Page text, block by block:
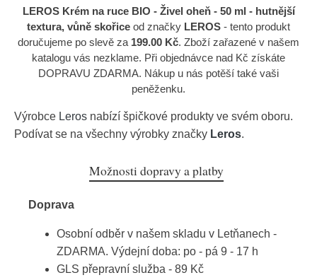
LEROS Krém na ruce BIO - Živel oheň - 50 ml - hutnější
textura, vůně skořice od značky LEROS - tento produkt
doručujeme po slevě za 199.00 Kč. Zboží zařazené v našem
katalogu vás nezklame. Při objednávce nad Kč získáte
DOPRAVU ZDARMA. Nákup u nás potěší také vaši
peněženku.
Výrobce Leros nabízí špičkové produkty ve svém oboru.
Podívat se na všechny výrobky značky Leros.
Možnosti dopravy a platby
Doprava
Osobní odběr v našem skladu v Letňanech -
ZDARMA. Výdejní doba: po - pá 9 - 17 h
GLS přepravní služba - 89 Kč